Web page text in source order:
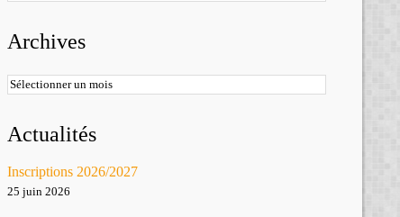
Archives
Archives
Actualités
Inscriptions 2026/2027
25 juin 2026